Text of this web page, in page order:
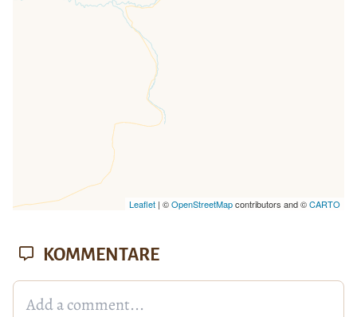
Leaflet| ©OpenStreetMapcontributors and ©CARTO
KOMMENTARE